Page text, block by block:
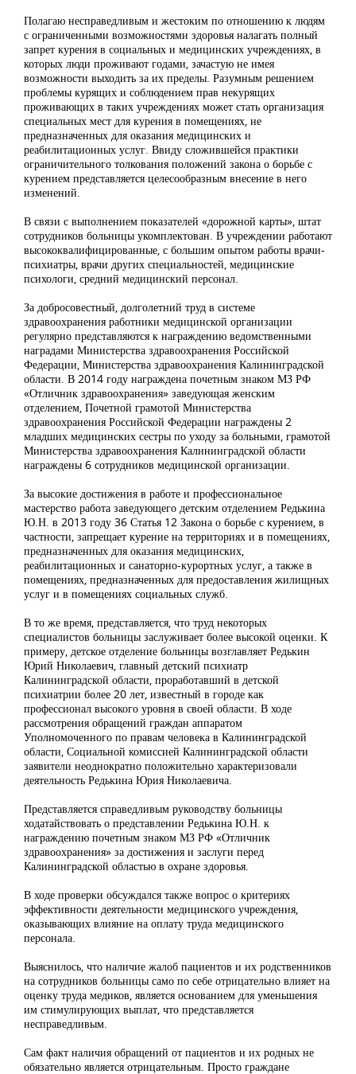
Полагаю несправедливым и жестоким по отношению к людям
с ограниченными возможностями здоровья налагать полный
запрет курения в социальных и медицинских учреждениях, в
которых люди проживают годами, зачастую не имея
возможности выходить за их пределы. Разумным решением
проблемы курящих и соблюдением прав некурящих
проживающих в таких учреждениях может стать организация
специальных мест для курения в помещениях, не
предназначенных для оказания медицинских и
реабилитационных услуг. Ввиду сложившейся практики
ограничительного толкования положений закона о борьбе с
курением представляется целесообразным внесение в него
изменений.
В связи с выполнением показателей «дорожной карты», штат
сотрудников больницы укомплектован. В учреждении работают
высококвалифицированные, с большим опытом работы врачи-
психиатры, врачи других специальностей, медицинские
психологи, средний медицинский персонал.
За добросовестный, долголетний труд в системе
здравоохранения работники медицинской организации
регулярно представляются к награждению ведомственными
наградами Министерства здравоохранения Российской
Федерации, Министерства здравоохранения Калининградской
области. В 2014 году награждена почетным знаком МЗ РФ
«Отличник здравоохранения» заведующая женским
отделением, Почетной грамотой Министерства
здравоохранения Российской Федерации награждены 2
младших медицинских сестры по уходу за больными, грамотой
Министерства здравоохранения Калининградской области
награждены 6 сотрудников медицинской организации.
За высокие достижения в работе и профессиональное
мастерство работа заведующего детским отделением Редькина
Ю.Н. в 2013 году 36 Статья 12 Закона о борьбе с курением, в
частности, запрещает курение на территориях и в помещениях,
предназначенных для оказания медицинских,
реабилитационных и санаторно-курортных услуг, а также в
помещениях, предназначенных для предоставления жилищных
услуг и в помещениях социальных служб.
В то же время, представляется, что труд некоторых
специалистов больницы заслуживает более высокой оценки. К
примеру, детское отделение больницы возглавляет Редькин
Юрий Николаевич, главный детский психиатр
Калининградской области, проработавший в детской
психиатрии более 20 лет, известный в городе как
профессионал высокого уровня в своей области. В ходе
рассмотрения обращений граждан аппаратом
Уполномоченного по правам человека в Калининградской
области, Социальной комиссией Калининградской области
заявители неоднократно положительно характеризовали
деятельность Редькина Юрия Николаевича.
Представляется справедливым руководству больницы
ходатайствовать о представлении Редькина Ю.Н. к
награждению почетным знаком МЗ РФ «Отличник
здравоохранения» за достижения и заслуги перед
Калининградской областью в охране здоровья.
В ходе проверки обсуждался также вопрос о критериях
эффективности деятельности медицинского учреждения,
оказывающих влияние на оплату труда медицинского
персонала.
Выяснилось, что наличие жалоб пациентов и их родственников
на сотрудников больницы само по себе отрицательно влияет на
оценку труда медиков, является основанием для уменьшения
им стимулирующих выплат, что представляется
несправедливым.
Сам факт наличия обращений от пациентов и их родных не
обязательно является отрицательным. Просто граждане